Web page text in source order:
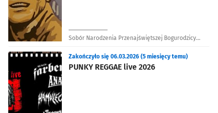
Sobór Narodzenia Przenajświętszej Bogurodzicy
PUNKY REGGAE live 2026
Zakończyło się 06.03.2026 (5 miesięcy temu)